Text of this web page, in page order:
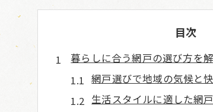
目次
暮らしに合う網戸の選び方を
網戸選びで地域の気候と
生活スタイルに適した網